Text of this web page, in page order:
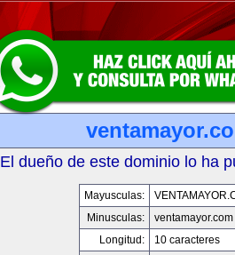
El dueño de este dominio lo ha
Mayusculas:
Minusculas:
ventamayor.com
Longitud:
10 caracteres